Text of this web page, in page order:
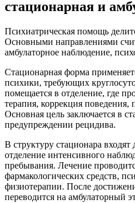
стационарная и
Психиатрическая помощь
Основными направлениями
амбулаторное наблюдение,
Стационарная форма
психики, требующих
помещается в отделение, где
терапия, коррекция поведения,
Основная цель заключается в
предупреждении рецидива.
В структуру стационара входят
отделение интенсивного
пребывания. Лечение
фармакологических средств,
физиотерапии. После
переводится на амбулаторный